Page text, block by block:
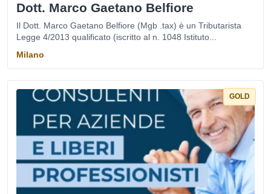
Dott. Marco Gaetano Belfiore
Il Dott. Marco Gaetano Belfiore (Mgb .tax) è un Tributarista
Legge 4/2013 qualificato (iscritto al n. 1048 Istituto...
Milano
GOLD